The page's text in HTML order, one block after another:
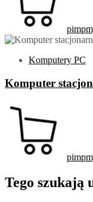
Komputery PC
Komputer
Tego szukają